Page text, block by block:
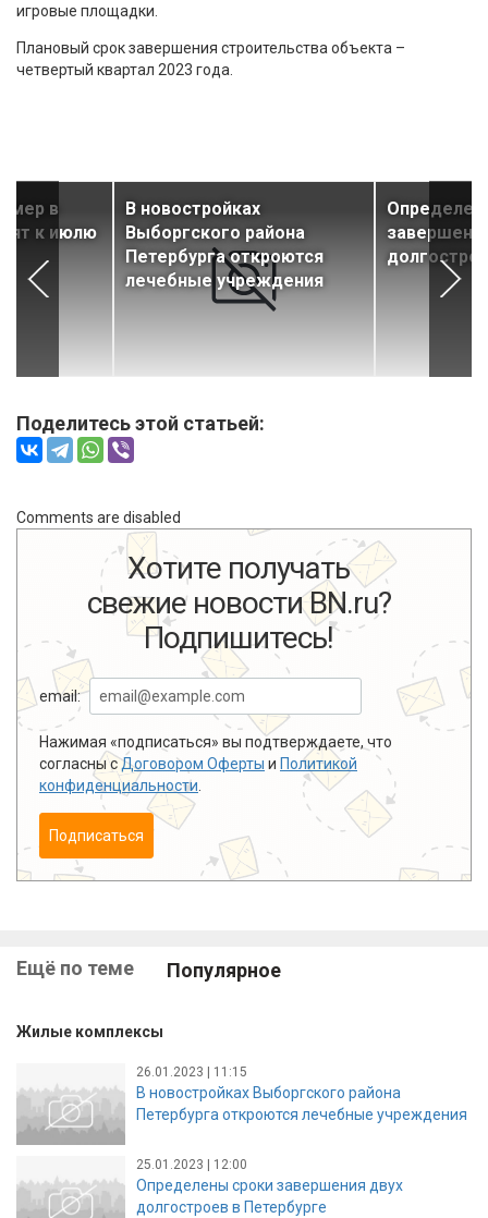
игровые площадки.
Плановый срок завершения строительства объекта –
четвертый квартал 2023 года.
в
к июлю
В новостройках
Выборгского района
Петербурга откроются
лечебные учреждения
Поделитесь этой статьей:
Comments are disabled
Хотите получать
свежие новости BN.ru?
Подпишитесь!
email:
Нажимая «подписаться» вы подтверждаете, что
согласны сДоговором Оферты и Политикой
конфиденциальности
Подписаться
Ещё по теме Популярное
Жилые комплексы
26.01.2023 | 11:15
В новостройках Выборгского района
Петербурга откроются лечебные учреждения
25.01.2023 | 12:00
Определены сроки завершения двух
долгостроев в Петербурге